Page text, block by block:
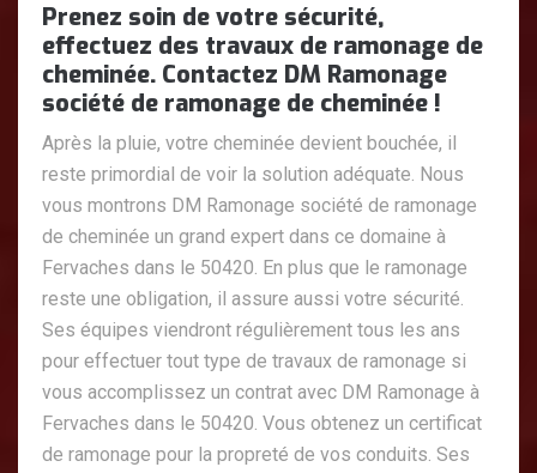
Prenez soin de votre sécurité,
effectuez des travaux de ramonage de
cheminée. Contactez DM Ramonage
société de ramonage de cheminée !
Après la pluie, votre cheminée devient bouchée, il
reste primordial de voir la solution adéquate. Nous
vous montrons DM Ramonage société de ramonage
de cheminée un grand expert dans ce domaine à
Fervaches dans le 50420. En plus que le ramonage
reste une obligation, il assure aussi votre sécurité.
Ses équipes viendront régulièrement tous les ans
pour effectuer tout type de travaux de ramonage si
vous accomplissez un contrat avec DM Ramonage à
Fervaches dans le 50420. Vous obtenez un certificat
de ramonage pour la propreté de vos conduits. Ses